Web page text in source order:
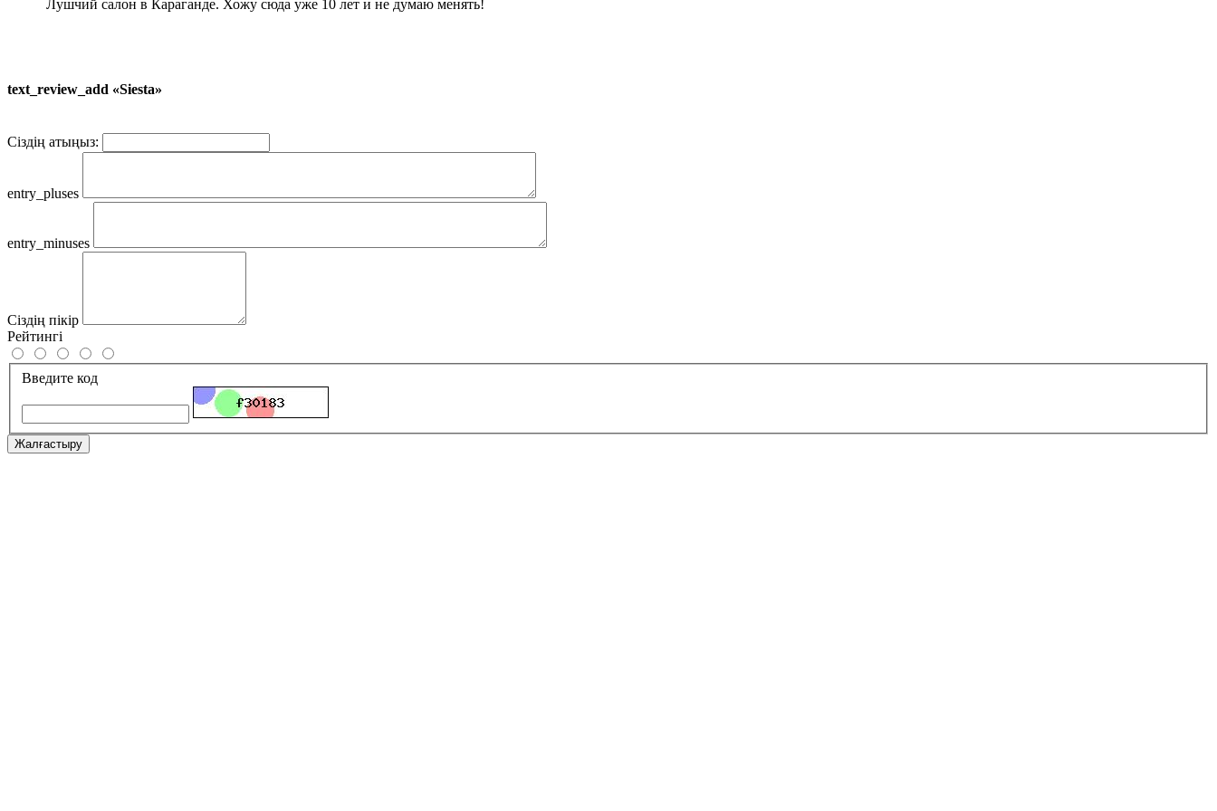
Лушчий салон в Караганде. Хожу сюда уже 10 лет и не думаю менять!
text_review_add «Siesta»
Сіздің атыңыз:
entry_pluses
entry_minuses
Сіздің пікір
Рейтингі
Введите код
Жалғастыру